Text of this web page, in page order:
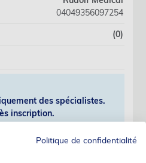
04049356097254
(0)
des spécialistes.
inscription.
Politique de confidentialité